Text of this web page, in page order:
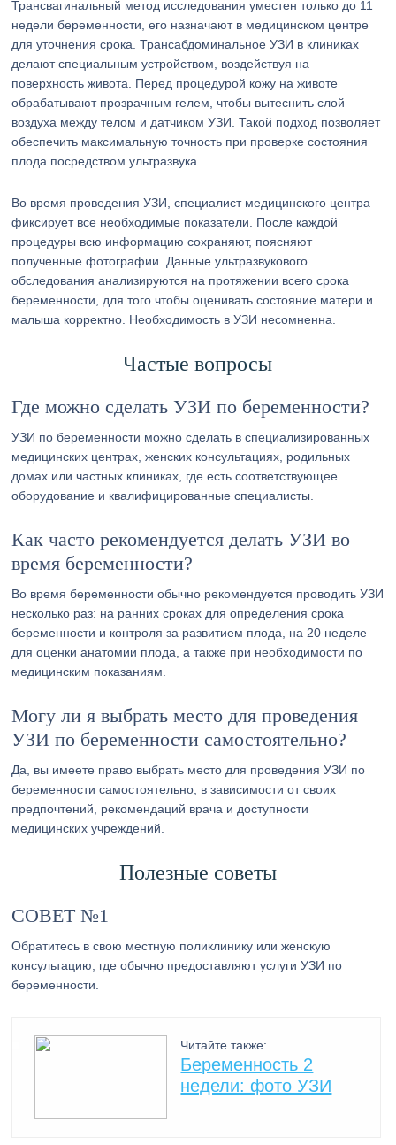
Трансвагинальный метод исследования уместен только до 11
недели беременности, его назначают в медицинском центре
для уточнения срока. Трансабдоминальное УЗИ в клиниках
делают специальным устройством, воздействуя на
поверхность живота. Перед процедурой кожу на животе
обрабатывают прозрачным гелем, чтобы вытеснить слой
воздуха между телом и датчиком УЗИ. Такой подход позволяет
обеспечить максимальную точность при проверке состояния
плода посредством ультразвука.
Во время проведения УЗИ, специалист медицинского центра
фиксирует все необходимые показатели. После каждой
процедуры всю информацию сохраняют, поясняют
полученные фотографии. Данные ультразвукового
обследования анализируются на протяжении всего срока
беременности, для того чтобы оценивать состояние матери и
малыша корректно. Необходимость в УЗИ несомненна.
Частые вопросы
Где можно сделать УЗИ по беременности?
УЗИ по беременности можно сделать в специализированных
медицинских центрах, женских консультациях, родильных
домах или частных клиниках, где есть соответствующее
оборудование и квалифицированные специалисты.
Как часто рекомендуется делать УЗИ во
время беременности?
Во время беременности обычно рекомендуется проводить УЗИ
несколько раз: на ранних сроках для определения срока
беременности и контроля за развитием плода, на 20 неделе
для оценки анатомии плода, а также при необходимости по
медицинским показаниям.
Могу ли я выбрать место для проведения
УЗИ по беременности самостоятельно?
Да, вы имеете право выбрать место для проведения УЗИ по
беременности самостоятельно, в зависимости от своих
предпочтений, рекомендаций врача и доступности
медицинских учреждений.
Полезные советы
СОВЕТ №1
Обратитесь в свою местную поликлинику или женскую
консультацию, где обычно предоставляют услуги УЗИ по
беременности.
Читайте также:
Беременность 2
недели: фото УЗИ